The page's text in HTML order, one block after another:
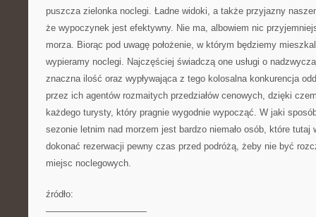
puszcza zielonka noclegi. Ładne widoki, a także przyjazny
że wypoczynek jest efektywny. Nie ma, albowiem nic
morza. Biorąc pod uwagę położenie, w którym będziemy
wypieramy noclegi. Najczęściej świadczą one usługi o
znaczna ilość oraz wypływająca z tego kolosalna konkurencja
przez ich agentów rozmaitych przedziałów cenowych, dzięki
każdego turysty, który pragnie wygodnie wypocząć. W jaki
sezonie letnim nad morzem jest bardzo niemało osób, które tutaj
dokonać rezerwacji pewny czas przed podróżą, żeby nie być
miejsc noclegowych.
źródło:
———————————